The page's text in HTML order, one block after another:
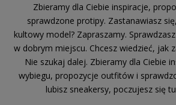
Zbieramy dla Ciebie inspiracje,
sprawdzone protipy. Zastanawiasz
kultowy model? Zapraszamy.
w dobrym miejscu. Chcesz wiedzieć, jak
Nie szukaj dalej. Zbieramy dla Ciebie
wybiegu, propozycje outfitów i
lubisz sneakersy, poczujesz się